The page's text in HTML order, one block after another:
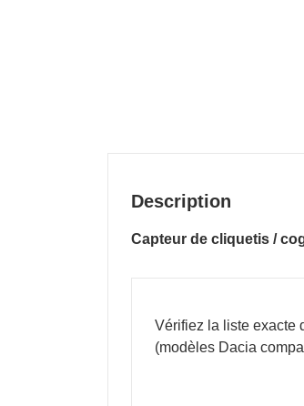
FEBIDescription
Capteur de cliquetis /
Vérifiez la liste exacte
(modèles Dacia